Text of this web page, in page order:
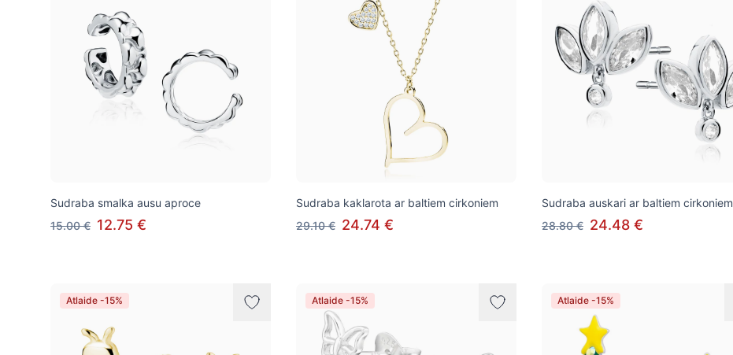
Sudraba smalka ausu aproce
15.00 € 12.75 €
Sudraba kaklarota ar baltiem cirkoniem
29.10 € 24.74 €
Sudraba auskari ar baltiem cirkoniem
28.80 € 24.48 €
Atlaide -15% Atlaide -15% Atlaide -15%